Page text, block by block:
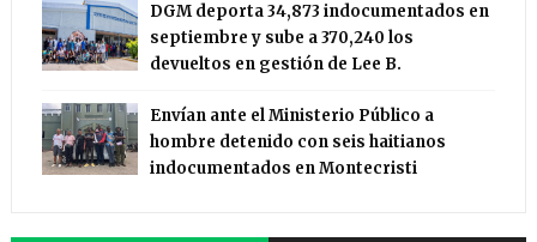
DGM deporta 34,873 indocumentados en
septiembre y sube a 370,240 los
devueltos en gestión de Lee B.
Envían ante el Ministerio Público a
hombre detenido con seis haitianos
indocumentados en Montecristi